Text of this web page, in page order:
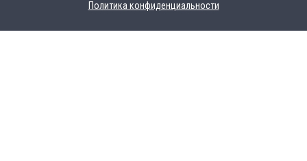
Политика конфиденциальности